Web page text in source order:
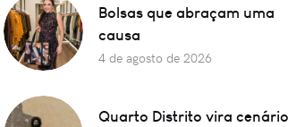
Bolsas que abraçam uma
causa
4 de agosto de 2026
Quarto Distrito vira